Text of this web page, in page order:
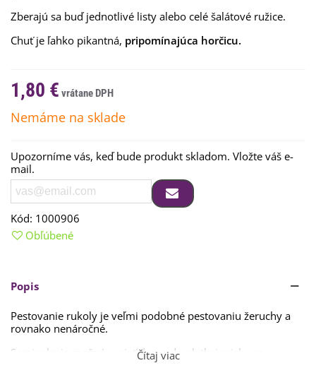
Zberajú sa buď jednotlivé listy alebo celé šalátové ružice.
Chuť je ľahko pikantná, pripomínajúca horčicu.
1,80 €
Nemáme na sklade
Upozorníme vás, keď bude produkt skladom. Vložte váš e-
mail.
Kód: 1000906
Obľúbené
Popis
Pestovanie rukoly je veľmi podobné pestovaniu žeruchy a
rovnako nenáročné.
Semienka je možné vysiať doma do plytkej misky so
substrátom či vatou. Odporúča sa
Čítaj viac